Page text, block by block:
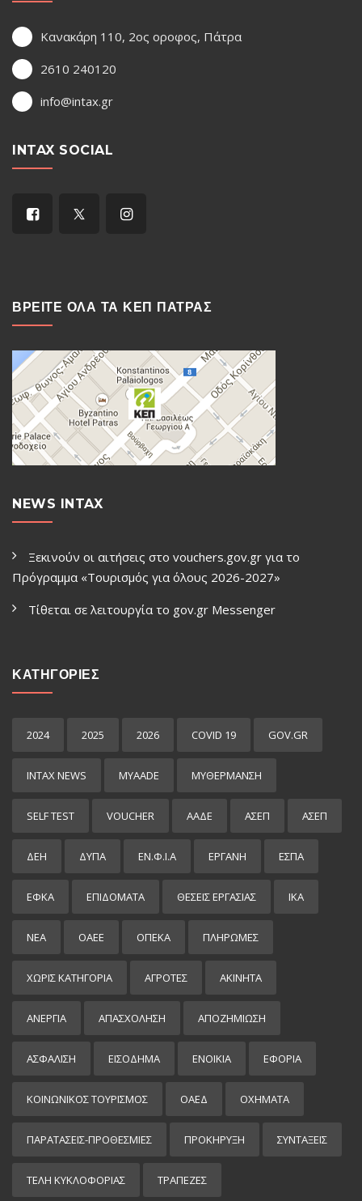
Κανακάρη 110, 2ος οροφος, Πάτρα
2610 240120
info@intax.gr
INTAX SOCIAL
ΒΡΕΙΤΕ ΟΛΑ ΤΑ ΚΕΠ ΠΑΤΡΑΣ
NEWS INTAX
Ξεκινούν οι αιτήσεις στο vouchers.gov.gr για το
Πρόγραμμα «Τουρισμός για όλους 2026-2027»
Τίθεται σε λειτουργία το gov.gr Μessenger
ΚΑΤΗΓΟΡΙΕΣ
2024 2025 2026 COVID 19 GOV.GR
INTAX NEWS MYAADE MYΘΈΡΜΑΝΣΗ
SELF TEST VOUCHER ΑΑΔΕ ΑΣΕΠ ΑΣΕΠ
ΔΕΗ ΔΥΠΑ ΕΝ.Φ.Ι.Α ΕΡΓΑΝΗ ΕΣΠΑ
ΕΦΚΑ ΕΠΙΔΌΜΑΤΑ ΘΕΣΕΙΣ ΕΡΓΑΣΙΑΣ ΙΚΑ
ΝΕΑ ΟΑΕΕ ΟΠΕΚΑ ΠΛΗΡΩΜΕΣ
ΧΩΡΊΣ ΚΑΤΗΓΟΡΊΑ ΑΓΡΟΤΕΣ ΑΚΙΝΗΤΑ
ΑΝΕΡΓΙΑ ΑΠΑΣΧΟΛΗΣΗ ΑΠΟΖΗΜΙΩΣΗ
ΑΣΦΑΛΙΣΗ ΕΙΣΌΔΗΜΑ ΕΝΟΙΚΙΑ ΕΦΟΡΙΑ
ΚΟΙΝΩΝΙΚΟΣ ΤΟΥΡΙΣΜΟΣ ΟΑΕΔ ΟΧΗΜΑΤΑ
ΠΑΡΑΤΑΣΕΙΣ-ΠΡΟΘΕΣΜΙΕΣ ΠΡΟΚΉΡΥΞΗ ΣΥΝΤΑΞΕΙΣ
ΤΕΛΗ ΚΥΚΛΟΦΟΡΙΑΣ ΤΡΑΠΕΖΕΣ